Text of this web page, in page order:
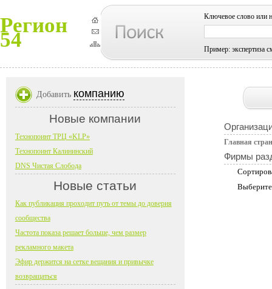
Регион
54
Ключевое слово или
Пример: экспертиза
Главная
Фирмы
Добавить компанию
Новые компании
Технопоинт ТРЦ «KLP»
Технопоинт Калининский
DNS Чистая Слобода
Новые статьи
Как публикация проходит путь от темы до доверия
сообщества
Частота показа решает больше, чем размер
рекламного макета
Эфир держится на сетке вещания и привычке
возвращаться